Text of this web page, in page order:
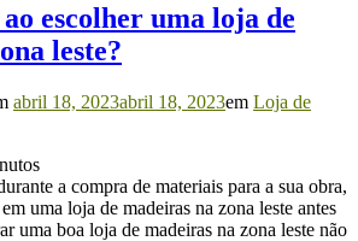
escolher uma loja de
leste?
abril 18, 2023abril 18, 2023em Loja de
a compra de materiais para a sua obra,
uma loja de madeiras na zona leste antes
uma boa loja de madeiras na zona leste não